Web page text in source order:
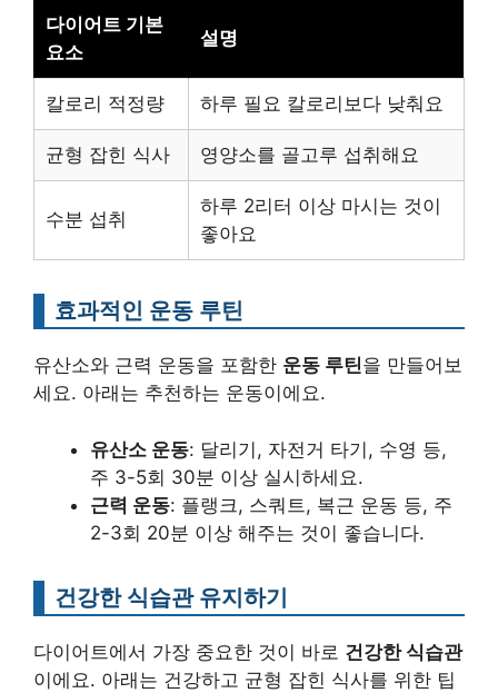
다이어트 기본
요소
설명
칼로리 적정량 하루 필요 칼로리보다 낮춰요
균형 잡힌 식사 영양소를 골고루 섭취해요
수분 섭취
하루 2리터 이상 마시는 것이
좋아요
효과적인 운동 루틴
유산소와 근력 운동을 포함한 운동 루틴을 만들어보
세요. 아래는 추천하는 운동이에요.
유산소 운동: 달리기, 자전거 타기, 수영 등,
주 3-5회 30분 이상 실시하세요.
근력 운동: 플랭크, 스쿼트, 복근 운동 등, 주
2-3회 20분 이상 해주는 것이 좋습니다.
건강한 식습관 유지하기
다이어트에서 가장 중요한 것이 바로 건강한 식습관
이에요. 아래는 건강하고 균형 잡힌 식사를 위한 팁